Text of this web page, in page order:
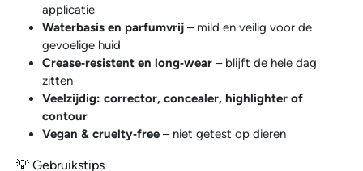
applicatie
Waterbasis en parfumvrij – mild en veilig voor de
gevoelige huid
Crease‑resistent en long‑wear – blijft de hele dag
zitten
Veelzijdig: corrector, concealer, highlighter of
contour
Vegan & cruelty‑free – niet getest op dieren
💡 Gebruikstips